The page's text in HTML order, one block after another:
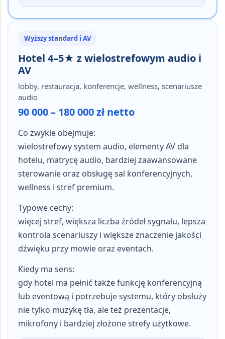
Wyższy standard i AV
Hotel 4–5★ z wielostrefowym audio i
AV
lobby, restauracja, konferencje, wellness, scenariusze
audio
90 000 – 180 000 zł netto
Co zwykle obejmuje:
wielostrefowy system audio, elementy AV dla
hotelu, matrycę audio, bardziej zaawansowane
sterowanie oraz obsługę sal konferencyjnych,
wellness i stref premium.
Typowe cechy:
więcej stref, większa liczba źródeł sygnału, lepsza
kontrola scenariuszy i większe znaczenie jakości
dźwięku przy mowie oraz eventach.
Kiedy ma sens:
gdy hotel ma pełnić także funkcję konferencyjną
lub eventową i potrzebuje systemu, który obsłuży
nie tylko muzykę tła, ale też prezentacje,
mikrofony i bardziej złożone strefy użytkowe.